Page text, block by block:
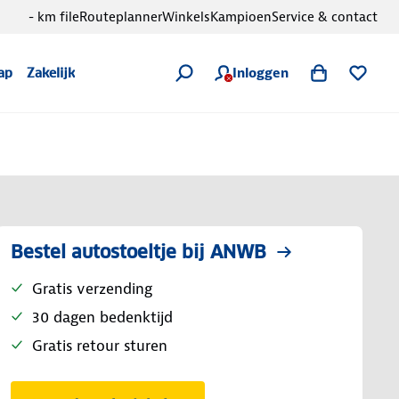
Zakelijk Inloggen
- km fileRouteplannerWinkelsKampioenService & contact
Bestel autostoeltje bij ANWB
Gratis verzending
30 dagen bedenktijd
Gratis retour sturen